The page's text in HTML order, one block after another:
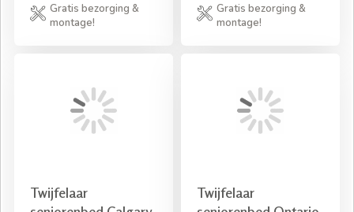
Gratis bezorging &
montage!
Gratis bezorging &
montage!
Twijfelaar
Twijfelaar